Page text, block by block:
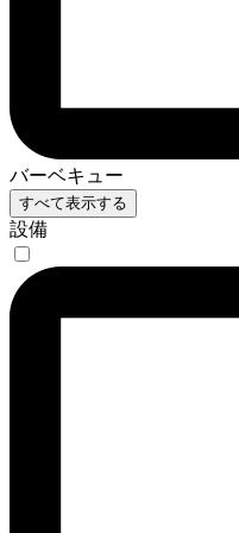
バーベキュー
すべて表示する
設備